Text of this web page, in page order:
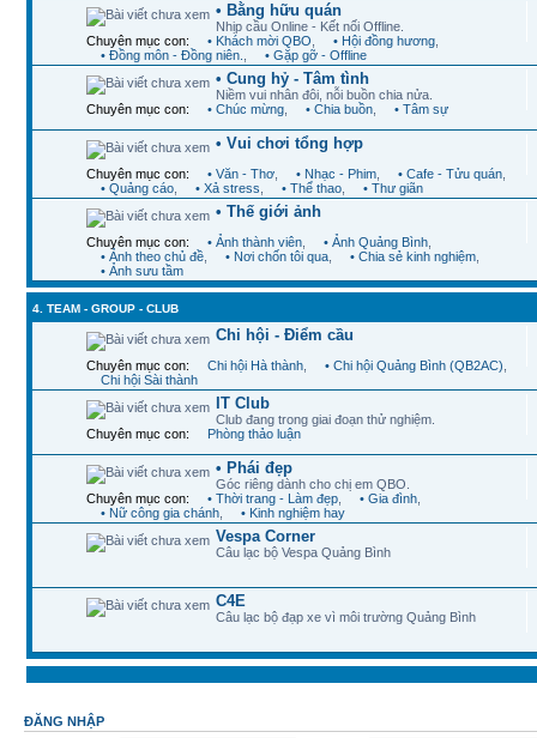
• Bằng hữu quán
Nhịp cầu Online - Kết nối Offline.
Chuyên mục con:
• Khách mời QBO • Hội đồng hương
• Đồng môn - Đồng niên.
• Gặp gỡ - Offline
• Cung hỷ - Tâm tình
Niềm vui nhân đôi, nỗi buồn chia nửa.
Chuyên mục con:
• Chúc mừng • Chia buồn • Tâm sự
• Vui chơi tổng hợp
Chuyên mục con: • Văn - Thơ • Nhạc - Phim • Cafe - Tửu quán
• Quảng cáo
• Xả stress • Thể thao • Thư giãn
• Thế giới ảnh
Chuyên mục con: • Ảnh thành viên • Ảnh Quảng Bình
• Ảnh theo chủ đề
• Nơi chốn tôi qua • Chia sẻ kinh nghiệm
• Ảnh sưu tầm
4. TEAM - GROUP - CLUB
Chi hội - Điểm cầu
Chuyên mục con: Chi hội Hà thành • Chi hội Quảng Bình (QB2AC)
Chi hội Sài thành
IT Club
Club đang trong giai đoạn thử nghiệm.
Chuyên mục con:
Phòng thảo luận
• Phái đẹp
Góc riêng dành cho chị em QBO.
Chuyên mục con:
• Thời trang - Làm đẹp • Gia đình
• Nữ công gia chánh
• Kinh nghiệm hay
Vespa Corner
Câu lạc bộ Vespa Quảng Bình
C4E
Câu lạc bộ đạp xe vì môi trường Quảng Bình
ĐĂNG NHẬP